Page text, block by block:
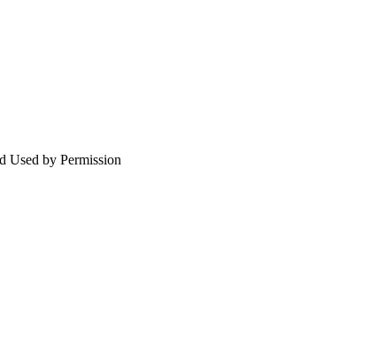
Used by Permission